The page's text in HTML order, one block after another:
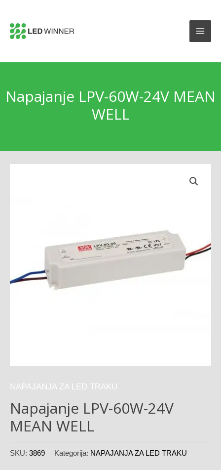
Napajanje LPV-60W-24V MEAN
WELL
NAPAJANJA ZA LED TRAKU
Napajanje LPV-60W-24V
MEAN WELL
SKU: 3869 Kategorija: NAPAJANJA ZA LED TRAKU